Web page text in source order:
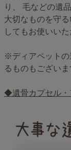
り、 毛などの遺
大切なものを守
してもお使いいた
※ディアペットの
るものもございま
◆遺骨カプセル・